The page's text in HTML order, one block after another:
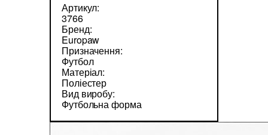
Артикул:
3766
Бренд:
Europaw
Призначення:
Футбол
Матеріал:
Поліестер
Вид виробу:
Футбольна форма